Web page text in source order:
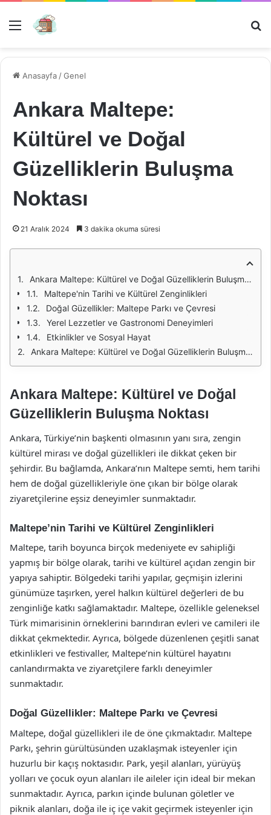
Menü
Anasayfa /Genel
Ankara Maltepe:
Kültürel ve Doğal
Güzelliklerin Buluşma
Noktası
21 Aralık 2024 3 dakika okuma süresi
Ankara Maltepe: Kültürel ve Doğal Güzelliklerin Buluşma Noktası
Maltepe'nin Tarihi ve Kültürel Zenginlikleri
Doğal Güzellikler: Maltepe Parkı ve Çevresi
Yerel Lezzetler ve Gastronomi Deneyimleri
Etkinlikler ve Sosyal Hayat
Ankara Maltepe: Kültürel ve Doğal Güzelliklerin Buluşma Noktası
Ankara Maltepe: Kültürel ve Doğal
Güzelliklerin Buluşma Noktası
Ankara, Türkiye’nin başkenti olmasının yanı sıra, zengin
kültürel mirası ve doğal güzellikleri ile dikkat çeken bir
şehirdir. Bu bağlamda, Ankara’nın Maltepe semti, hem tarihi
hem de doğal güzellikleriyle öne çıkan bir bölge olarak
ziyaretçilerine eşsiz deneyimler sunmaktadır.
Maltepe’nin Tarihi ve Kültürel Zenginlikleri
Maltepe, tarih boyunca birçok medeniyete ev sahipliği
yapmış bir bölge olarak, tarihi ve kültürel açıdan zengin bir
yapıya sahiptir. Bölgedeki tarihi yapılar, geçmişin izlerini
günümüze taşırken, yerel halkın kültürel değerleri de bu
zenginliğe katkı sağlamaktadır. Maltepe, özellikle geleneksel
Türk mimarisinin örneklerini barındıran evleri ve camileri ile
dikkat çekmektedir. Ayrıca, bölgede düzenlenen çeşitli sanat
etkinlikleri ve festivaller, Maltepe’nin kültürel hayatını
canlandırmakta ve ziyaretçilere farklı deneyimler
sunmaktadır.
Doğal Güzellikler: Maltepe Parkı ve Çevresi
Maltepe, doğal güzellikleri ile de öne çıkmaktadır. Maltepe
Parkı, şehrin gürültüsünden uzaklaşmak isteyenler için
huzurlu bir kaçış noktasıdır. Park, yeşil alanları, yürüyüş
yolları ve çocuk oyun alanları ile aileler için ideal bir mekan
sunmaktadır. Ayrıca, parkın içinde bulunan göletler ve
piknik alanları, doğa ile iç içe vakit geçirmek isteyenler için